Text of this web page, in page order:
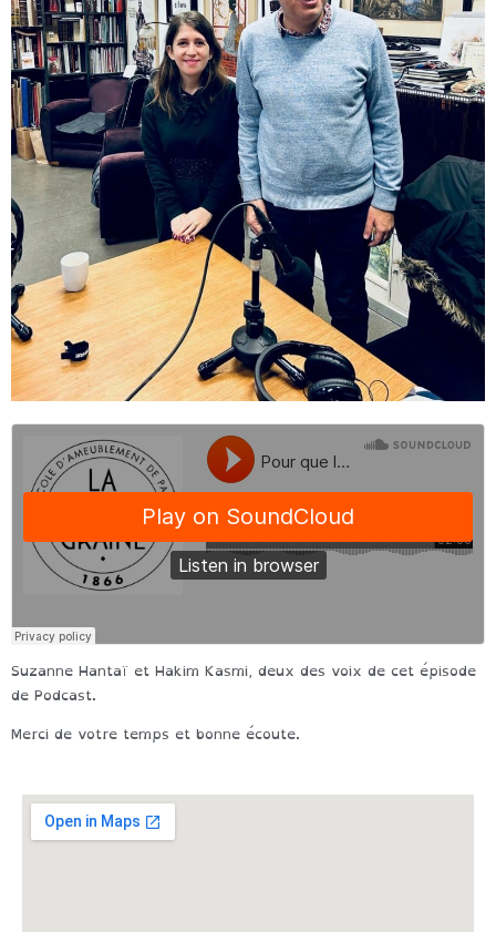
Suzanne Hantaï et Hakim Kasmi, deux des voix de cet épisode
de Podcast.
Merci de votre temps et bonne écoute.